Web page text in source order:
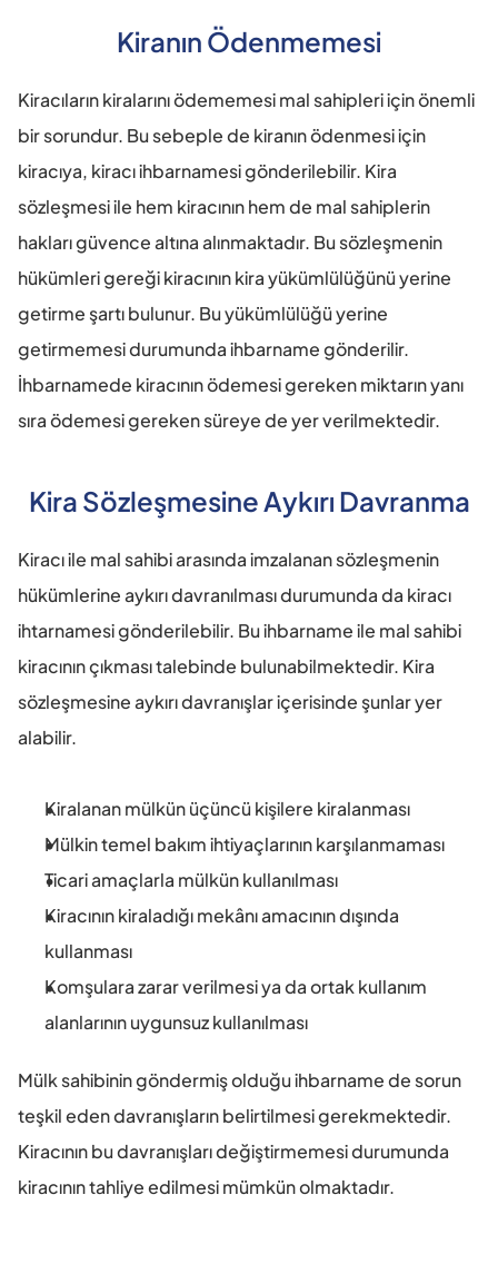
Kiranın Ödenmemesi
Kiracıların kiralarını ödememesi mal sahipleri için önemli
bir sorundur. Bu sebeple de kiranın ödenmesi için
kiracıya, kiracı ihbarnamesi gönderilebilir. Kira
sözleşmesi ile hem kiracının hem de mal sahiplerin
hakları güvence altına alınmaktadır. Bu sözleşmenin
hükümleri gereği kiracının kira yükümlülüğünü yerine
getirme şartı bulunur. Bu yükümlülüğü yerine
getirmemesi durumunda ihbarname gönderilir.
İhbarnamede kiracının ödemesi gereken miktarın yanı
sıra ödemesi gereken süreye de yer verilmektedir.
Kira Sözleşmesine Aykırı Davranma
Kiracı ile mal sahibi arasında imzalanan sözleşmenin
hükümlerine aykırı davranılması durumunda da kiracı
ihtarnamesi gönderilebilir. Bu ihbarname ile mal sahibi
kiracının çıkması talebinde bulunabilmektedir. Kira
sözleşmesine aykırı davranışlar içerisinde şunlar yer
alabilir.
Kiralanan mülkün üçüncü kişilere kiralanması
Mülkin temel bakım ihtiyaçlarının karşılanmaması
Ticari amaçlarla mülkün kullanılması
Kiracının kiraladığı mekânı amacının dışında
kullanması
Komşulara zarar verilmesi ya da ortak kullanım
alanlarının uygunsuz kullanılması
Mülk sahibinin göndermiş olduğu ihbarname de sorun
teşkil eden davranışların belirtilmesi gerekmektedir.
Kiracının bu davranışları değiştirmemesi durumunda
kiracının tahliye edilmesi mümkün olmaktadır.